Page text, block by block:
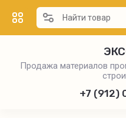
Продажа материалов
+7 (912)